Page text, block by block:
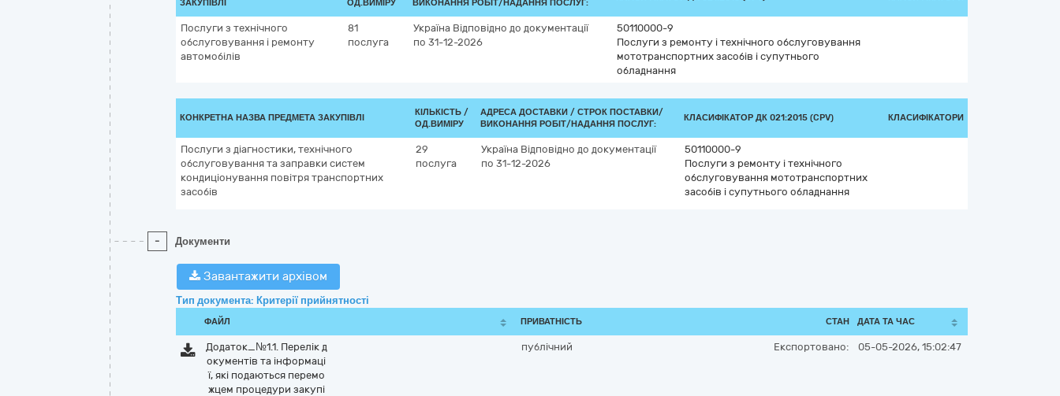
ЗАКУПІВЛІ
ОД.ВИМІРУ
ВИКОНАННЯ РОБІТ/НАДАННЯ ПОСЛУГ:
Послуги з технічного
обслуговування і ремонту
автомобілів
81
послуга
Україна Відповідно до документації
по 31-12-2026
50110000-9
Послуги з ремонту і технічного обслуговування
мототранспортних засобів і супутнього
обладнання
КОНКРЕТНА НАЗВА ПРЕДМЕТА ЗАКУПІВЛІ
КІЛЬКІСТЬ /
ОД.ВИМІРУ
АДРЕСА ДОСТАВКИ / СТРОК ПОСТАВКИ/
ВИКОНАННЯ РОБІТ/НАДАННЯ ПОСЛУГ:
КЛАСИФІКАТОР ДК 021:2015 (CPV) КЛАСИФІКАТОРИ
Послуги з діагностики, технічного
обслуговування та заправки систем
кондиціонування повітря транспортних
засобів
29
послуга
Україна Відповідно до документації
по 31-12-2026
50110000-9
Послуги з ремонту і технічного
обслуговування мототранспортних
засобів і супутнього обладнання
- Документи
Завантажити архівом
Тип документа: Критерії прийнятності
ФАЙЛ ПРИВАТНІСТЬ СТАН ДАТА ТА ЧАС
Додаток_№1.1. Перелік д
окументів та інформаці
ї, які подаються перемо
жцем процедури закупі
публічний Експортовано: 05-05-2026, 15:02:47